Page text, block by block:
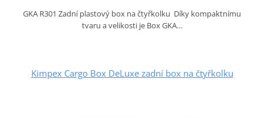
GKA R301 Zadní plastový box na čtyřkolku Díky kompaktnímu
tvaru a velikosti je Box GKA…
Kimpex Cargo Box DeLuxe zadní box na čtyřkolku